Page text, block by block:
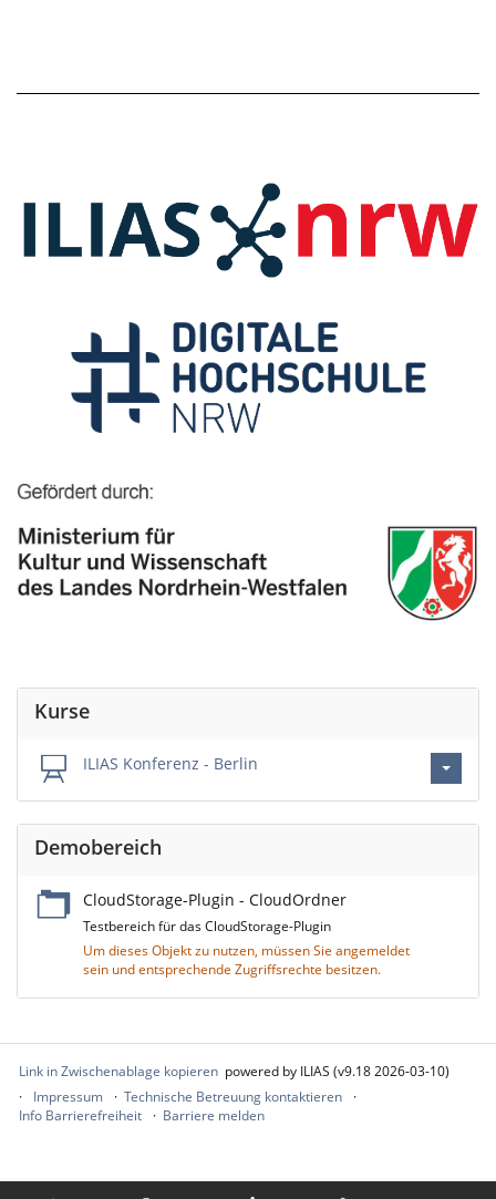
Kurse
ILIAS Konferenz - Berlin
Demobereich
CloudStorage-Plugin - CloudOrdner
Testbereich für das CloudStorage-Plugin
Um dieses Objekt zu nutzen, müssen Sie angemeldet
sein und entsprechende Zugriffsrechte besitzen.
Link in Zwischenablage kopieren powered by ILIAS (v9.18 2026-03-10)
Impressum
Technische Betreuung kontaktieren
Info Barrierefreiheit
Barriere melden